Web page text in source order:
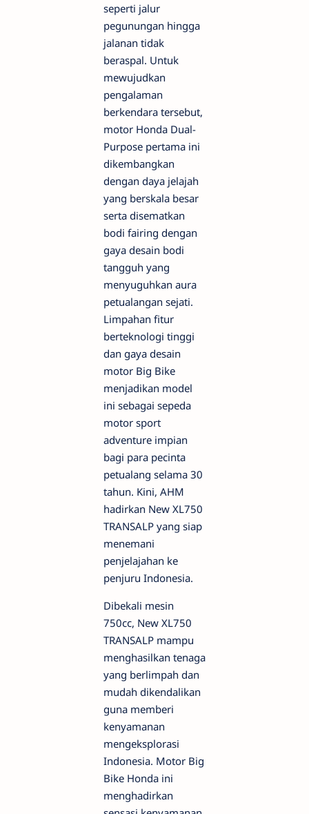
seperti jalur
pegunungan hingga
jalanan tidak
beraspal. Untuk
mewujudkan
pengalaman
berkendara tersebut,
motor Honda Dual-
Purpose pertama ini
dikembangkan
dengan daya jelajah
yang berskala besar
serta disematkan
bodi fairing dengan
gaya desain bodi
tangguh yang
menyuguhkan aura
petualangan sejati.
Limpahan fitur
berteknologi tinggi
dan gaya desain
motor Big Bike
menjadikan model
ini sebagai sepeda
motor sport
adventure impian
bagi para pecinta
petualang selama 30
tahun. Kini, AHM
hadirkan New XL750
TRANSALP yang siap
menemani
penjelajahan ke
penjuru Indonesia.
Dibekali mesin
750cc, New XL750
TRANSALP mampu
menghasilkan tenaga
yang berlimpah dan
mudah dikendalikan
guna memberi
kenyamanan
mengeksplorasi
Indonesia. Motor Big
Bike Honda ini
menghadirkan